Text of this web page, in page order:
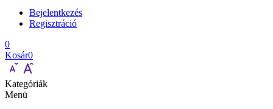
Bejelentkezés
Regisztráció
0
Kosár0
Kategóriák
Menü